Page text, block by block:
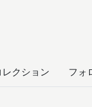
レクション フォ